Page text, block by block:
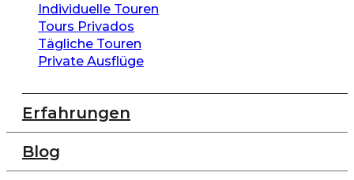
Individuelle Touren
Tours Privados
Tägliche Touren
Private Ausflüge
Erfahrungen
Blog